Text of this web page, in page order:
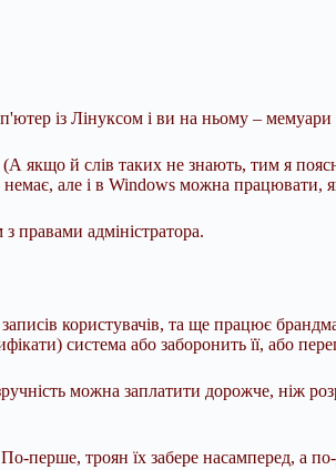
із Лінуксом і ви на ньому –
якщо й слів таких не знають, тим я
але і в Windows можна працювати,
правами адміністратора.
користувачів, та ще працює
система або заборонить її, або
можна заплатити дорожче, ніж
перше, троян їх забере насамперед, а